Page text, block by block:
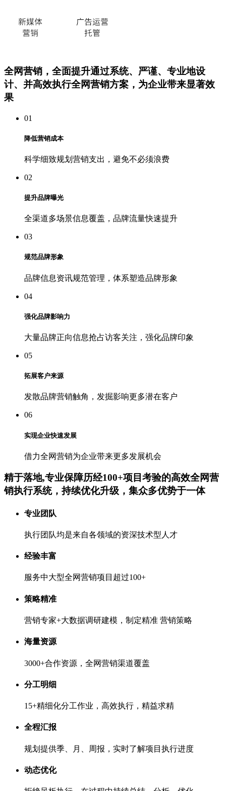
全网营销，全面提升通过系统、严谨、专业地设
计、并高效执行全网营销方案，为企业带来显著效
果
01
降低营销成本
科学细致规划营销支出，避免不必须浪费
02
提升品牌曝光
全渠道多场景信息覆盖，品牌流量快速提升
03
规范品牌形象
品牌信息资讯规范管理，体系塑造品牌形象
04
强化品牌影响力
大量品牌正向信息抢占访客关注，强化品牌印象
05
拓展客户来源
发散品牌营销触角，发掘影响更多潜在客户
06
实现企业快速发展
借力全网营销为企业带来更多发展机会
精于落地,专业保障历经100+项目考验的高效全网营
销执行系统，持续优化升级，集众多优势于一体
专业团队
执行团队均是来自各领域的资深技术型人才
经验丰富
服务中大型全网营销项目超过100+
策略精准
营销专家+大数据调研建模，制定精准 营销策略
海量资源
3000+合作资源，全网营销渠道覆盖
分工明细
15+精细化分工作业，高效执行，精益求精
全程汇报
规划提供季、月、周报，实时了解项目执行进度
动态优化